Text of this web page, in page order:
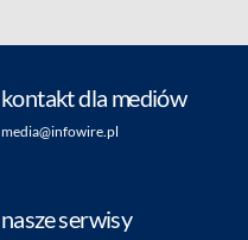
kontakt dla mediów
media@infowire.pl
nasze serwisy